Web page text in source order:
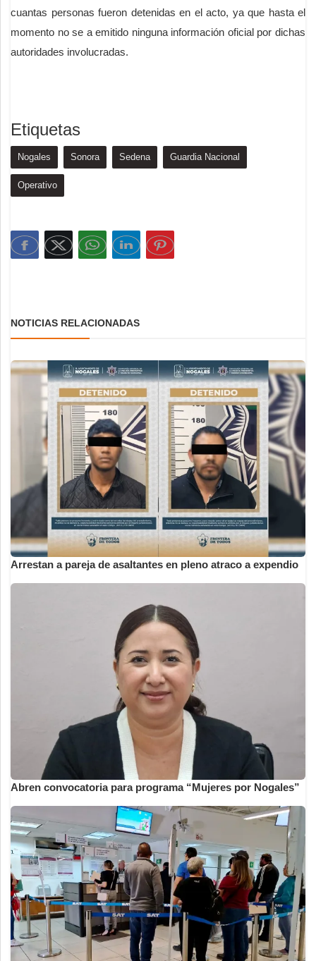
cuantas personas fueron detenidas en el acto, ya que hasta el
momento no se a emitido ninguna información oficial por dichas
autoridades involucradas.
Etiquetas
Nogales Sonora Sedena Guardia Nacional
Operativo
NOTICIAS RELACIONADAS
Arrestan a pareja de asaltantes en pleno atraco a expendio
Abren convocatoria para programa “Mujeres por Nogales”